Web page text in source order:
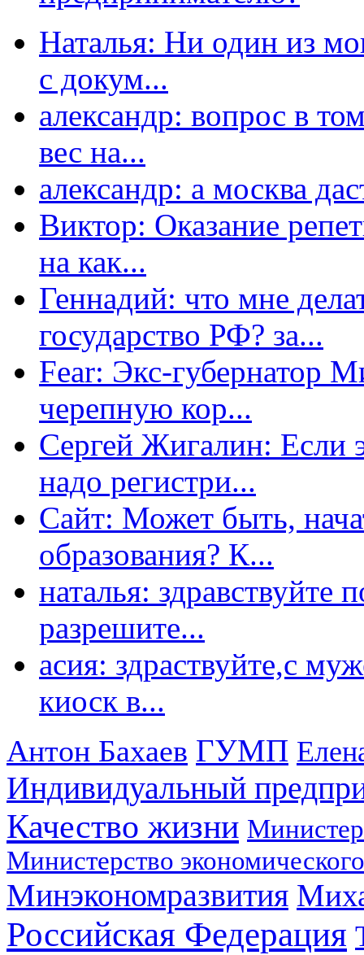
Наталья: Ни один из
с докум...
александр: вопрос в
вес на...
александр: а москва
Виктор: Оказание
на как...
Геннадий: что мне
государство РФ? за...
Fear: Экс-губернатор
черепную кор...
Сергей Жигалин: Если
надо регистри...
Сайт: Может быть,
образования? К...
наталья: здравствуйте
разрешите...
асия: здраствуйте,с
киоск в...
Антон Бахаев ГУМП
Индивидуальный
Качество жизни
Министерство
Минэкономразвития
Российская Федерация